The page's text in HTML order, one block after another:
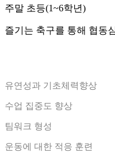
주말 초등(1~6학년)
즐기는 축구를 통해 협동
유연성과 기초체력향상
수업 집중도 향상
팀워크 형성
운동에 대한 적응 훈련